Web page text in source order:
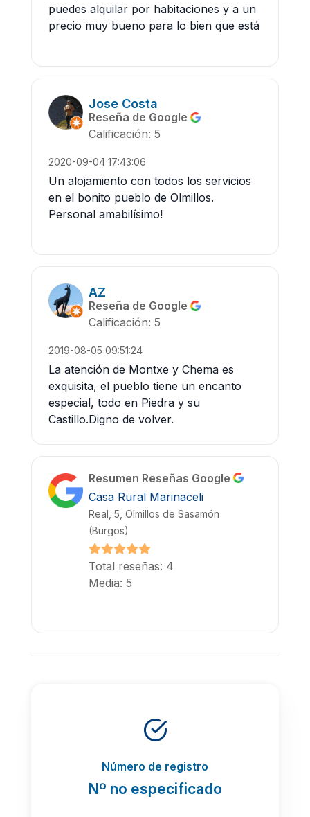
puedes alquilar por habitaciones y a un
precio muy bueno para lo bien que está
Jose Costa
Reseña de Google
Calificación: 5
2020-09-04 17:43:06
Un alojamiento con todos los servicios
en el bonito pueblo de Olmillos.
Personal amabilísimo!
AZ
Reseña de Google
Calificación: 5
2019-08-05 09:51:24
La atención de Montxe y Chema es
exquisita, el pueblo tiene un encanto
especial, todo en Piedra y su
Castillo.Digno de volver.
Resumen Reseñas Google
Casa Rural Marinaceli
Real, 5, Olmillos de Sasamón
(Burgos)
Total reseñas: 4
Media: 5
Número de registro
Nº no especificado